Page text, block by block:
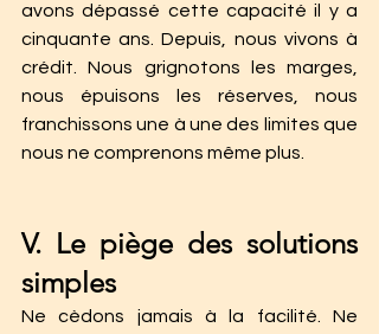
avons dépassé cette capacité il y a
cinquante ans. Depuis, nous vivons à
crédit. Nous grignotons les marges,
nous épuisons les réserves, nous
franchissons une à une des limites que
nous ne comprenons même plus.
V. Le piège des solutions
simples
Ne cèdons jamais à la facilité. Ne